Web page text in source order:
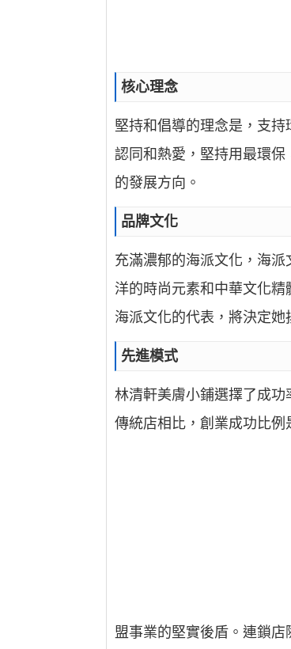
核心理念
堅持和倡導的理念是，支
認同和熱愛，堅持用最環
的發展方向。
品牌文化
充滿濃郁的海派文化，海派
洋的時尚元素和中華文化
海派文化的代表，將決定她
先進模式
林清軒美膚小鋪選擇了成
傳統店相比，創業成功比
盟事業的堅實後盾。連鎖